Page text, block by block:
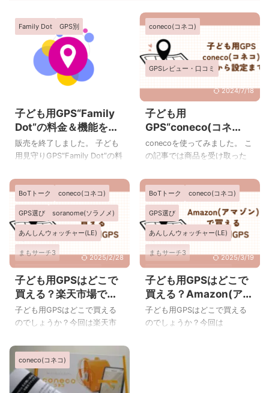
Family Dot GPS別
子ども用GPS“Family
Dot”の料金＆機能を詳
しく
販売を終了しました。 子ども
用見守りGPS“Family Dot”の料
いきます。 子ども用
GPS“Family Dot”料金＆機能詳
細 月額料金無料タイプの子ど
も用見守りGPS 出典：ソース
ネクスト 子ども用見守り
GPS“どこかなGPS”の料金や機
能を一覧にまとめました。 他
の子ども用GPSと比較したい
場合は一番右の行のリンクか
ら比べられます。 Family Dot
他のGPSと比較本体料金(税
込)9,900円Good!月額料金(税
Good!他の ...
coneco(コネコ)
GPSレビュー・口コミ
2024/7/18
子ども用
GPS“coneco(コネ
コ)”レビュー.GPS開封
から設定まで
conecoを使ってみました。 こ
の記事では商品を受け取った
プリ設定までをレビューしま
す。 conecoパッケージ外観
箱の大きさはおよそ縦12cm×
横18.cm×厚さ4cmです。 比較
のためにSuicaを置いてみまし
た。 箱の裏側です↓ 側面にも
いろいろ情報が載っていま
す。 反対側の側面 coneco(コ
ネコ)の箱の中身 パッケージを
開けると一番上にconeco本体
がありました。 coneco本体の
下に付属品が入っているよう
BoTトーク coneco(コネコ)
GPS選び soranome(ソラノメ)
あんしんウォッチャー(LE)
まもサーチ3
みまもりGPS(どこかなGPS)
みもりGPSトーク
2025/2/28
子ども用GPSはどこで
買える？楽天市場で買
える子ども用GPS一覧
子ども用GPSはどこで買える
のでしょうか？今回は楽天市
をご紹介します。 楽天市場で
買えるGPS①あんしんウォッ
チャー(LE) /KDDI 当サイトイ
チ押し！2台目はなんと月額料
BoTトーク coneco(コネコ)
GPS選び
あんしんウォッチャー(LE)
まもサーチ3
みまもりGPS(どこかなGPS)
2025/3/19
子ども用GPSはどこで
買える？Amazon(アマ
ゾン)で買える子ども用
GPS一覧
子ども用GPSはどこで買える
のでしょうか？今回は
coneco(コネコ)